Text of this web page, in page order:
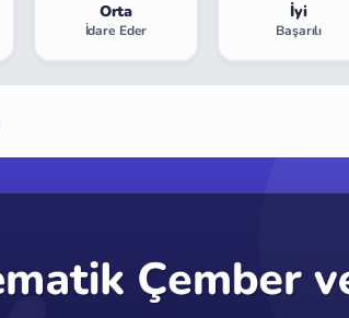
Orta
İdare Eder
İyi
Başarılı